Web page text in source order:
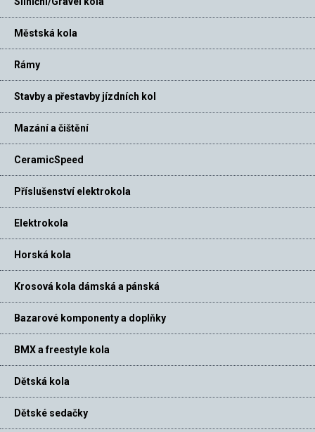
Městská kola
Rámy
Stavby a přestavby jízdních kol
Mazání a čištění
CeramicSpeed
Příslušenství elektrokola
Elektrokola
Horská kola
Krosová kola dámská a pánská
Bazarové komponenty a doplňky
BMX a freestyle kola
Dětská kola
Dětské sedačky